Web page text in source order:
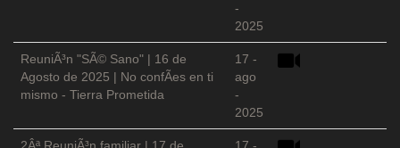
-
2025
ReuniÃ³n "SÃ© Sano" | 16 de
Agosto de 2025 | No confÃ­es en ti
mismo - Tierra Prometida
17 -
ago
-
2025